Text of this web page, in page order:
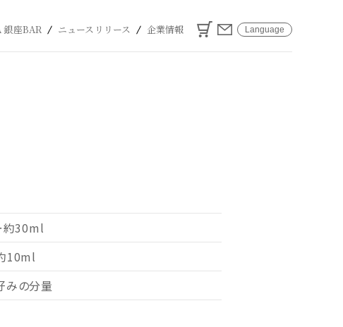
銀座BAR ニュースリリース 企業情報 カート お問い合わせ
Language
約30ml
10ml
みの分量